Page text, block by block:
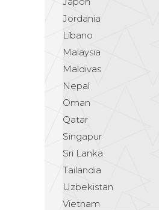
Jordania
Líbano
Malaysia
Maldivas
Nepal
Oman
Qatar
Singapur
Sri Lanka
Tailandia
Uzbekistan
Vietnam